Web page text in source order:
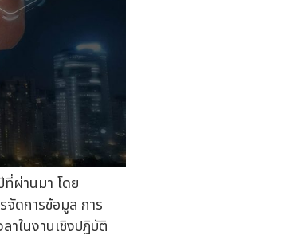
ที่ผ่านมา โดย
ดการข้อมูล การ
าในงานเชิงปฏิบัติ